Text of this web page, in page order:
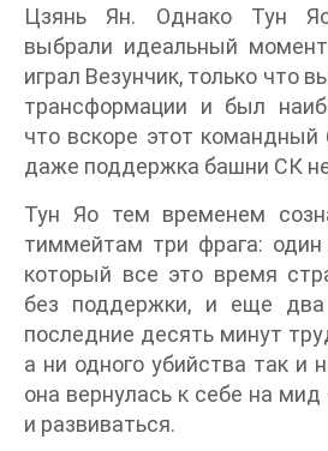
Цзянь Ян. Однако Тун
выбрали идеальный
играл Везунчик, только что
трансформации и был
что вскоре этот командный
даже поддержка башни СК
Тун Яо тем временем
тиммейтам три фрага: один
который все это время
без поддержки, и еще
последние десять минут
а ни одного убийства так и
она вернулась к себе на
и развиваться.